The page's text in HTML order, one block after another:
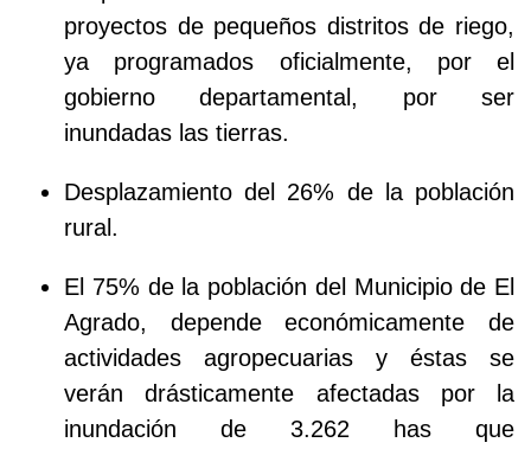
proyectos de pequeños distritos de riego,
ya programados oficialmente, por el
gobierno departamental, por ser
inundadas las tierras.
Desplazamiento del 26% de la población
rural.
El 75% de la población del Municipio de El
Agrado, depende económicamente de
actividades agropecuarias y éstas se
verán drásticamente afectadas por la
inundación de 3.262 has que